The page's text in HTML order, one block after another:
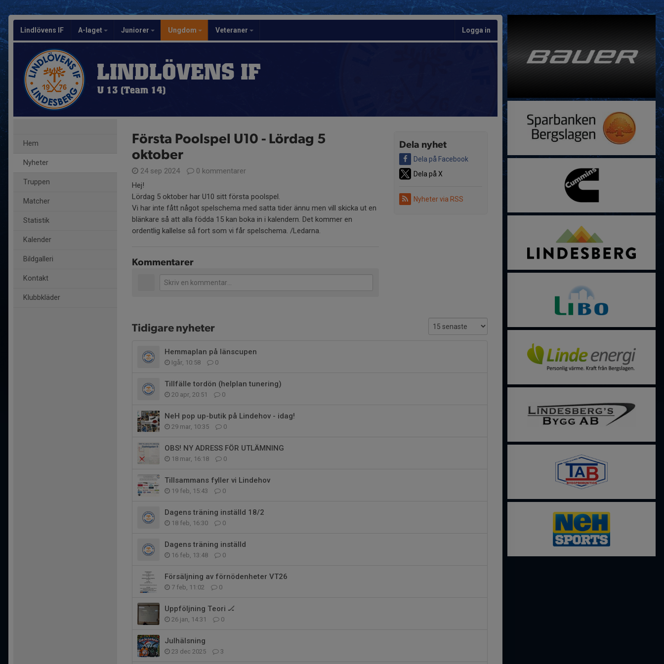
Lindlövens IF A-laget Juniorer Ungdom Veteraner Logga in
LINDLÖVENS IF
U 13 (Team 14)
Hem
Nyheter
Truppen
Matcher
Statistik
Kalender
Bildgalleri
Kontakt
Klubbkläder
Dela nyhet
Dela på Facebook
Dela på X
Nyheter via RSS
Första Poolspel U10 - Lördag 5
oktober
24 sep 2024
0 kommentarer
Hej!
Lördag 5 oktober har U10 sitt första poolspel.
Vi har inte fått något spelschema med satta tider ännu men vill skicka ut en
blänkare så att alla födda 15 kan boka in i kalendern. Det kommer en
ordentlig kallelse så fort som vi får spelschema. /Ledarna.
Kommentarer
Tidigare nyheter
Hemmaplan på länscupen
Igår, 10:58 0
Tillfälle tordön (helplan tunering)
20 apr, 20:51 0
NeH pop up-butik på Lindehov - idag!
29 mar, 10:35 0
OBS! NY ADRESS FÖR UTLÄMNING
18 mar, 16:18 0
Tillsammans fyller vi Lindehov
19 feb, 15:43 0
Dagens träning inställd 18/2
18 feb, 16:30 0
Dagens träning inställd
16 feb, 13:48 0
Försäljning av förnödenheter VT26
7 feb, 11:02 0
Uppföljning Teori 🏒
26 jan, 14:31 0
Julhälsning
23 dec 2025 3